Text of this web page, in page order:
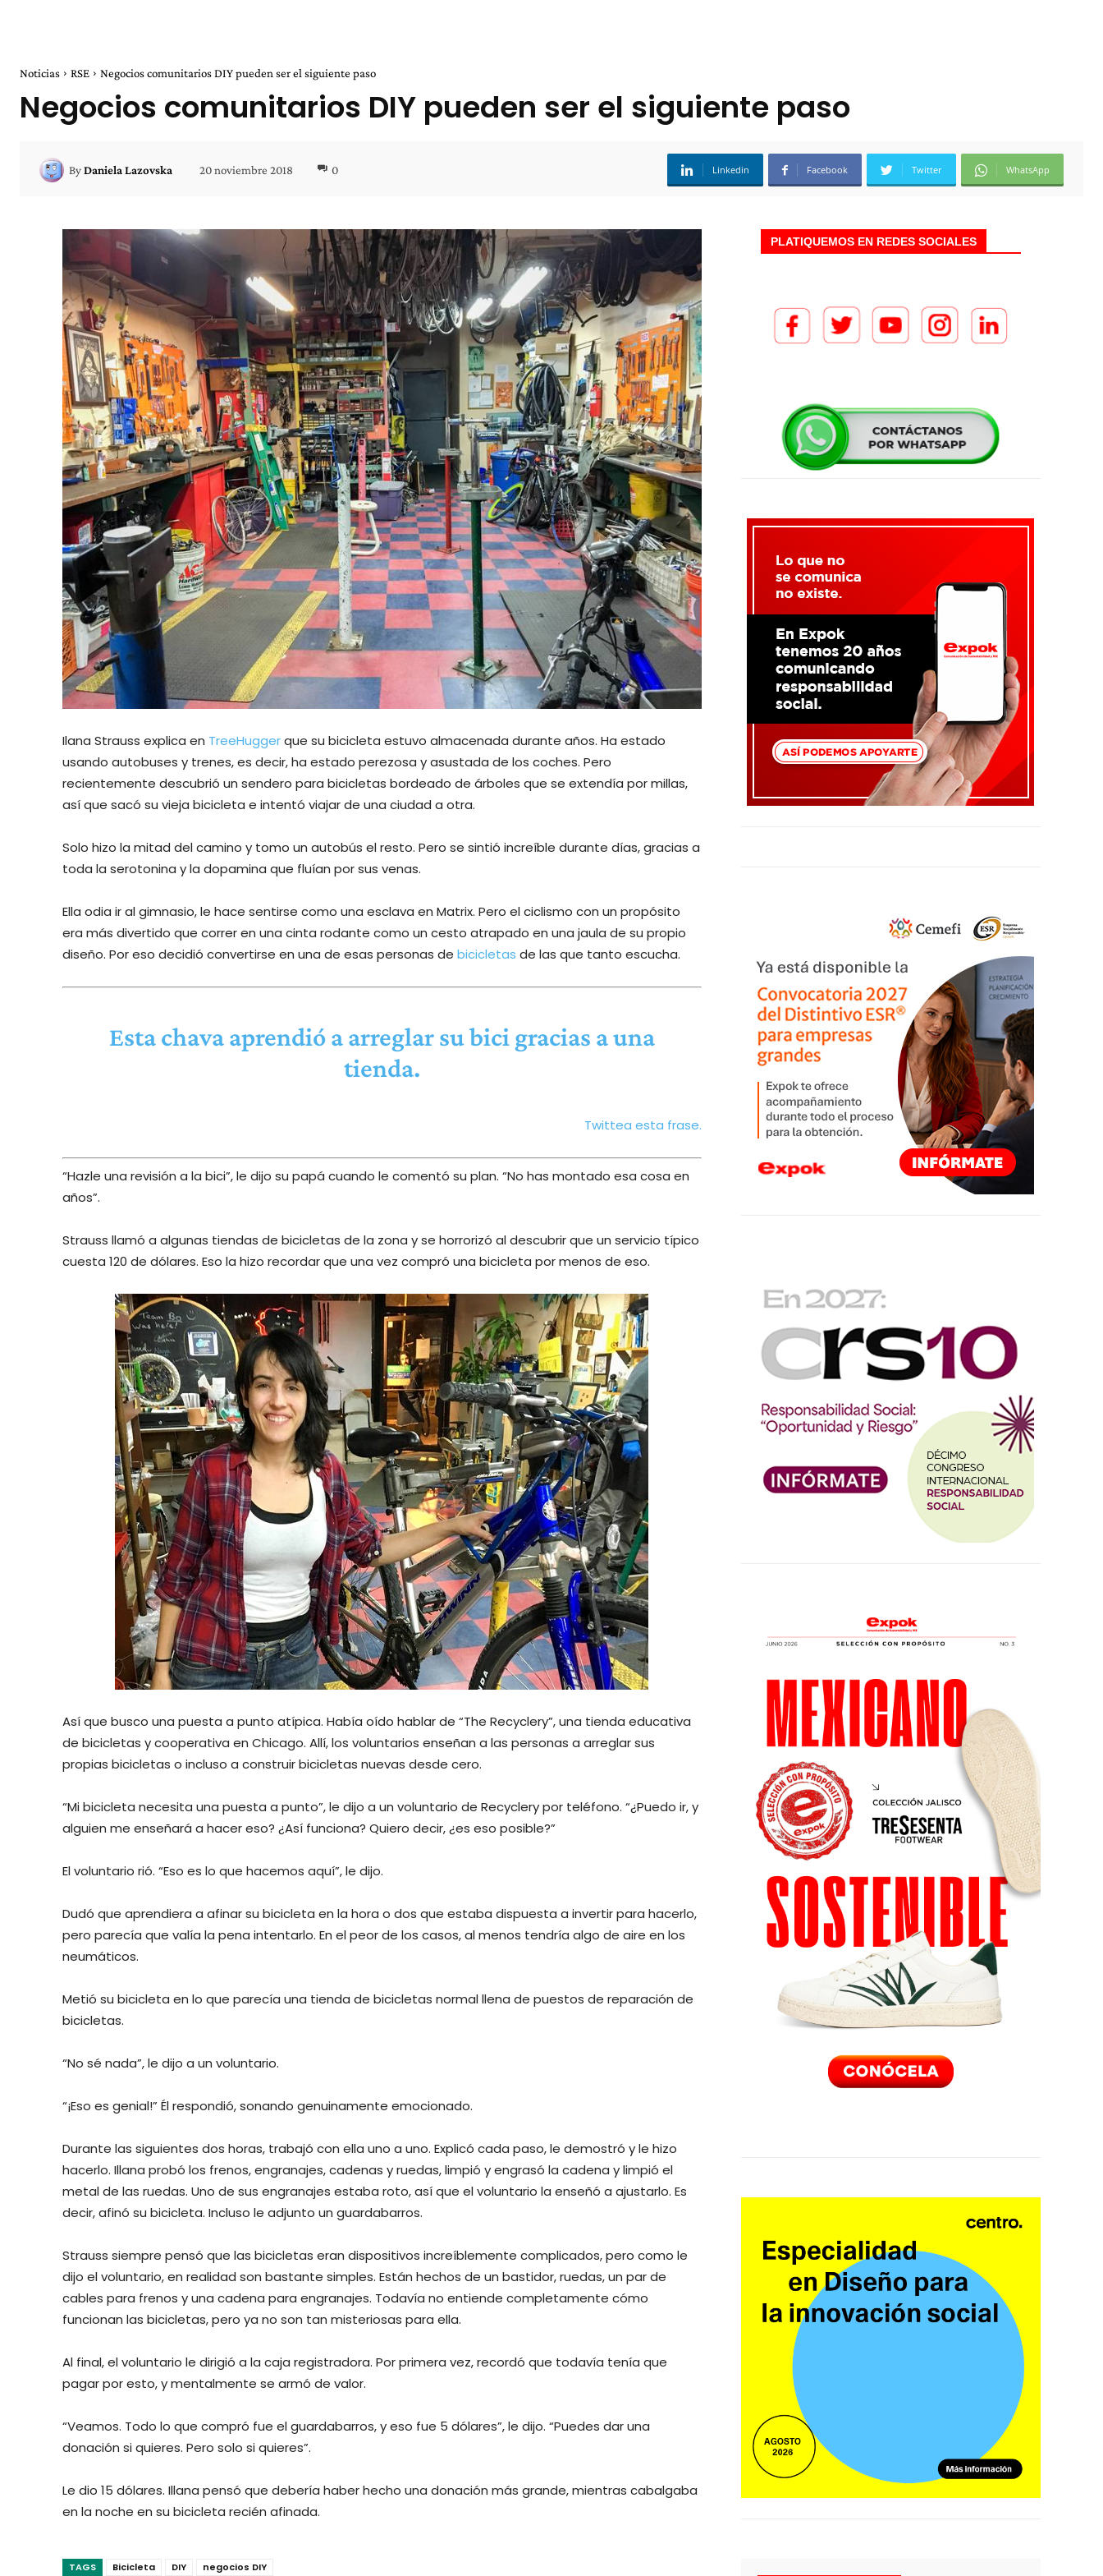
Noticias RSE Negocios comunitarios DIY pueden ser el siguiente paso
Negocios comunitarios DIY pueden ser el siguiente paso
ByDaniela Lazovska 20 noviembre 2018 0 Linkedin Facebook Twitter WhatsApp
Ilana Strauss explica en TreeHuggerque su bicicleta estuvo almacenada durante años. Ha estado
usando autobuses y trenes, es decir, ha estado perezosa y asustada de los coches. Pero
recientemente descubrió un sendero para bicicletas bordeado de árboles que se extendía por millas,
así que sacó su vieja bicicleta e intentó viajar de una ciudad a otra.
Solo hizo la mitad del camino y tomo un autobús el resto. Pero se sintió increíble durante días, gracias a
toda la serotonina y la dopamina que fluían por sus venas.
Ella odia ir al gimnasio, le hace sentirse como una esclava en Matrix. Pero el ciclismo con un propósito
era más divertido que correr en una cinta rodante como un cesto atrapado en una jaula de su propio
diseño. Por eso decidió convertirse en una de esas personas de bicicletas de las que tanto escucha.
Esta chava aprendió a arreglar su bici gracias a una
tienda.
Twittea esta frase.
“Hazle una revisión a la bici”, le dijo su papá cuando le comentó su plan. “No has montado esa cosa en
años”.
Strauss llamó a algunas tiendas de bicicletas de la zona y se horrorizó al descubrir que un servicio típico
cuesta 120 de dólares. Eso la hizo recordar que una vez compró una bicicleta por menos de eso.
Así que busco una puesta a punto atípica. Había oído hablar de “The Recyclery”, una tienda educativa
de bicicletas y cooperativa en Chicago. Allí, los voluntarios enseñan a las personas a arreglar sus
propias bicicletas o incluso a construir bicicletas nuevas desde cero.
“Mi bicicleta necesita una puesta a punto”, le dijo a un voluntario de Recyclery por teléfono. “¿Puedo ir, y
alguien me enseñará a hacer eso? ¿Así funciona? Quiero decir, ¿es eso posible?”
El voluntario rió. “Eso es lo que hacemos aquí”, le dijo.
Dudó que aprendiera a afinar su bicicleta en la hora o dos que estaba dispuesta a invertir para hacerlo,
pero parecía que valía la pena intentarlo. En el peor de los casos, al menos tendría algo de aire en los
neumáticos.
Metió su bicicleta en lo que parecía una tienda de bicicletas normal llena de puestos de reparación de
bicicletas.
“No sé nada”, le dijo a un voluntario.
“¡Eso es genial!” Él respondió, sonando genuinamente emocionado.
Durante las siguientes dos horas, trabajó con ella uno a uno. Explicó cada paso, le demostró y le hizo
hacerlo. Illana probó los frenos, engranajes, cadenas y ruedas, limpió y engrasó la cadena y limpió el
metal de las ruedas. Uno de sus engranajes estaba roto, así que el voluntario la enseñó a ajustarlo. Es
decir, afinó su bicicleta. Incluso le adjunto un guardabarros.
Strauss siempre pensó que las bicicletas eran dispositivos increíblemente complicados, pero como le
dijo el voluntario, en realidad son bastante simples. Están hechos de un bastidor, ruedas, un par de
cables para frenos y una cadena para engranajes. Todavía no entiende completamente cómo
funcionan las bicicletas, pero ya no son tan misteriosas para ella.
Al final, el voluntario le dirigió a la caja registradora. Por primera vez, recordó que todavía tenía que
pagar por esto, y mentalmente se armó de valor.
“Veamos. Todo lo que compró fue el guardabarros, y eso fue 5 dólares”, le dijo. “Puedes dar una
donación si quieres. Pero solo si quieres”.
Le dio 15 dólares. Illana pensó que debería haber hecho una donación más grande, mientras cabalgaba
en la noche en su bicicleta recién afinada.
TAGS Bicicleta DIY negocios DIY
PLATIQUEMOS EN REDES SOCIALES